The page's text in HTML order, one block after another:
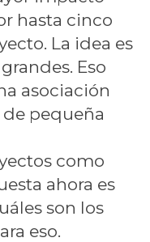
hasta cinco
La idea es
Eso
asociación
pequeña
como
ahora es
son los
eso.